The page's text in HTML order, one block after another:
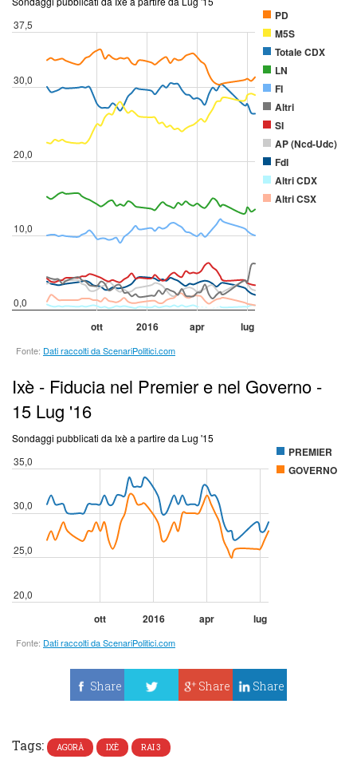
Share
Share Share
Tags: AGORÀ IXÈ RAI 3